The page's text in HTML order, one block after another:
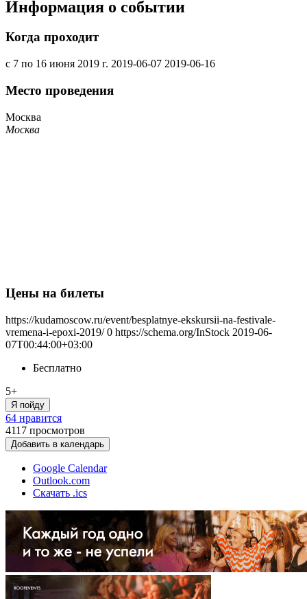
Информация о событии
Когда проходит
с 7 по 16 июня 2019 г. 2019-06-07 2019-06-16
Место проведения
Москва
Москва
Цены на билеты
https://kudamoscow.ru/event/besplatnye-ekskursii-na-festivale-
vremena-i-epoxi-2019/ 0 https://schema.org/InStock 2019-06-
07T00:44:00+03:00
Бесплатно
5+
Я пойду
64 нравится
4117 просмотров
Добавить в календарь
Google Calendar
Outlook.com
Скачать .ics